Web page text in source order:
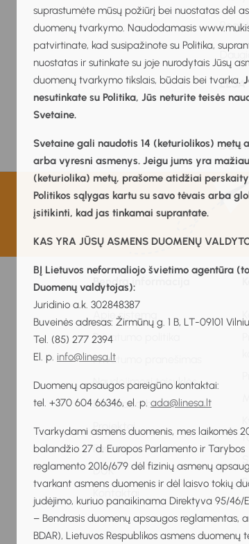
suprastumėte mūsų požiūrį bei nuostatas dėl
duomenų tvarkymo. Naudodamasis
patvirtinate, kad susipažinote su Politika,
nuostatas ir sutinkate su joje nurodytais Jūsų
duomenų tvarkymo tikslais, būdais bei tvarka.
nesutinkate su Politika, Jūs neturite teisės
Svetaine.
Svetaine gali naudotis 14 (keturiolikos) metų
arba vyresni asmenys. Jeigu jums yra
(keturiolika) metų, prašome atidžiai
Politikos sąlygas kartu su savo tėvais arba
įsitikinti, kad jas tinkamai suprantate.
KAS YRA JŪSŲ ASMENS DUOMENŲ
BĮ Lietuvos neformaliojo švietimo agentūra
Duomenų valdytojas):
Juridinio a.k. 302848387
Buveinės adresas: Žirmūnų g. 1 B, LT-09101
Tel. (85) 277 2394
El. p. info@linesa.lt
Duomenų apsaugos pareigūno kontaktai:
tel. +370 604 66346, el. p. ada@linesa.lt
Tvarkydami asmens duomenis, mes laikomės
balandžio 27 d. Europos Parlamento ir Tarybos
reglamento 2016/679 dėl fizinių asmenų
tvarkant asmens duomenis ir dėl laisvo tokių
judėjimo, kuriuo panaikinama Direktyva 95/46/
– Bendrasis duomenų apsaugos reglamentas,
BDAR), Lietuvos Respublikos asmens duomenų
Bendra informacija
Apie sistemą
Privatumo politika
Privatumo pranešimas
Naudojimosi taisyklės
Bendradarbiavimas
Projektai
Parama
DUK
Kontaktai